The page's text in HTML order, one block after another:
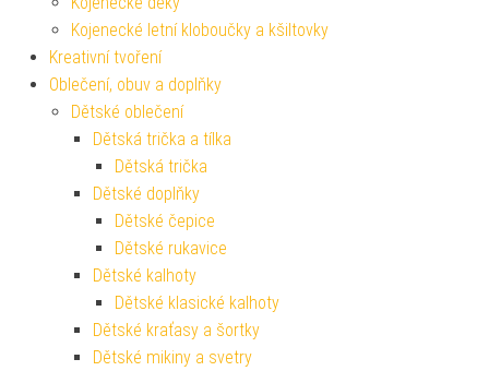
Kojenecké letní kloboučky a kšiltovky
Kreativní tvoření
Oblečení, obuv a doplňky
Dětské oblečení
Dětská trička a tílka
Dětská trička
Dětské doplňky
Dětské čepice
Dětské rukavice
Dětské kalhoty
Dětské klasické kalhoty
Dětské kraťasy a šortky
Dětské mikiny a svetry